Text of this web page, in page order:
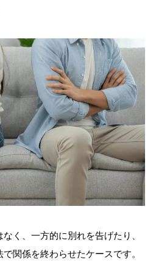
く、一方的に別れを告げたり、
関係を終わらせたケースです。